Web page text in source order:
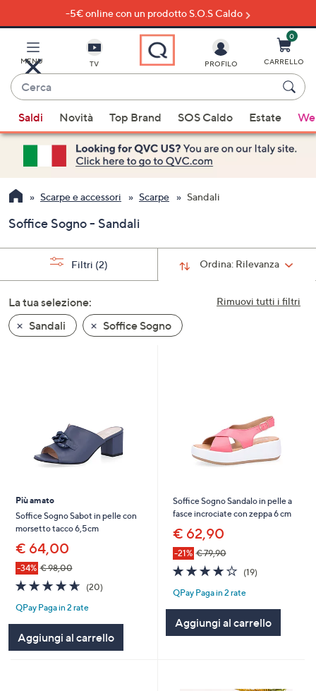
al
principale
-5€ online con un prodotto S.O.S Caldo
MENU TV
Cerca
sono
disponibili
suggerimenti,
usa
i
freccia
su
giù
oppure
scorri
a
dispositivi
PROFILO
0
CARRELLO
Saldi Novità Top Brand SOS Caldo Estate
Scarpe e accessori Scarpe Sandali
Soffice Sogno - Sandali
Ordina: Rilevanza
Filtri (2)
Rimuovi tutti i filtri
La tua selezione:
Sandali
Soffice Sogno
Più amato
Soffice Sogno Sabot in pelle con
morsetto tacco 6,5cm
€ 64,00
-34% € 98,00
4.6
of
5
(20)20
QPay Paga in 2 rate
Aggiungi al carrello
Soffice Sogno Sandalo in pelle a
fasce incrociate con zeppa 6 cm
€ 62,90
-21% € 79,90
3.8
of
5
(19)19
QPay Paga in 2 rate
Aggiungi al carrello